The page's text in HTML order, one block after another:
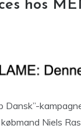
hos
Dansk”-
Niels